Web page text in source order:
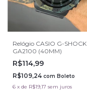
Relógio CASIO G-SHOCK
GA2100 (40MM)
R$114,99
R$109,24 com Boleto
6 x de R$19,17 sem juros